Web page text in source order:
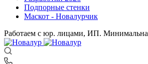
Подпорные стенки
Маскот - Новалурчик
Работаем с юр. лицами, ИП.